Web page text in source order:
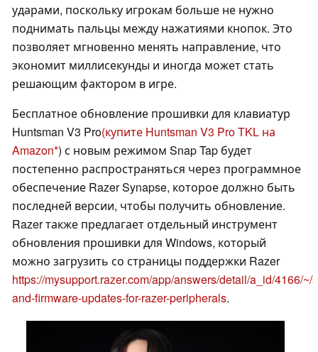
ударами, поскольку игрокам больше не нужно
поднимать пальцы между нажатиями кнопок. Это
позволяет мгновенно менять направление, что
экономит миллисекунды и иногда может стать
решающим фактором в игре.
Бесплатное обновление прошивки для клавиатур
Huntsman V3 Pro(купите Huntsman V3 Pro TKL на
Amazon ) с новым режимом Snap Tap будет
постепенно распространяться через программное
обеспечение Razer Synapse, которое должно быть
последней версии, чтобы получить обновление.
Razer также предлагает отдельный инструмент
обновления прошивки для Windows, который
можно загрузить со страницы поддержки Razer
https://mysupport.razer.com/app/answers/detail/a_id/4166/~/
and-firmware-updates-for-razer-peripherals.